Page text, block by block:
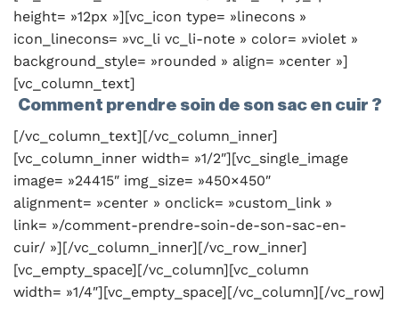
height= »12px »][vc_icon type= »linecons »
icon_linecons= »vc_li vc_li-note » color= »violet »
background_style= »rounded » align= »center »]
[vc_column_text]
Comment prendre soin de son sac en cuir ?
[/vc_column_text][/vc_column_inner]
[vc_column_inner width= »1/2″][vc_single_image
image= »24415″ img_size= »450×450″
alignment= »center » onclick= »custom_link »
link= »/comment-prendre-soin-de-son-sac-en-
cuir/ »][/vc_column_inner][/vc_row_inner]
[vc_empty_space][/vc_column][vc_column
width= »1/4″][vc_empty_space][/vc_column][/vc_row]